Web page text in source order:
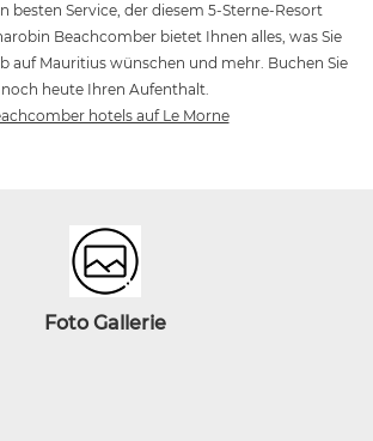
besten Service, der diesem 5-Sterne-Resort
Beachcomber bietet Ihnen alles, was Sie
auf Mauritius wünschen und mehr. Buchen Sie
noch heute Ihren Aufenthalt.
hotels auf Le Morne
Foto Gallerie